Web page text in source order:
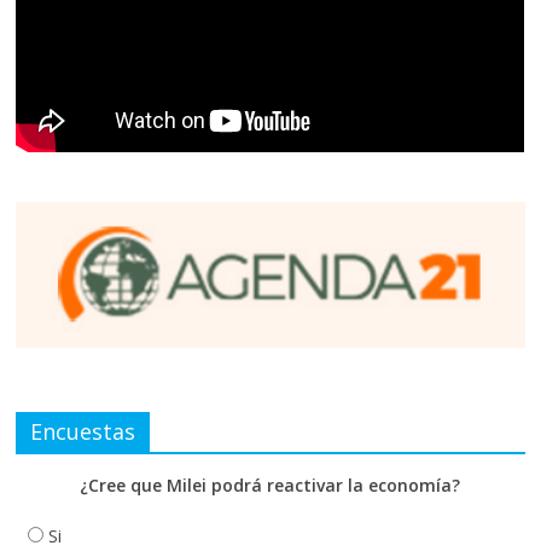
Encuestas
¿Cree que Milei podrá reactivar la economía?
Si